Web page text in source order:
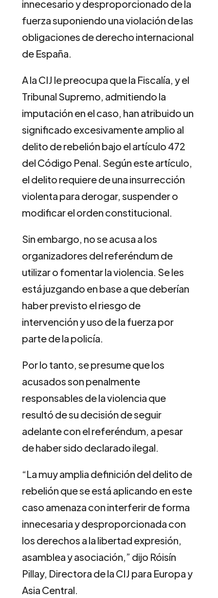
innecesario y desproporcionado de la
fuerza suponiendo una violación de las
obligaciones de derecho internacional
de España.
A la CIJ le preocupa que la Fiscalía, y el
Tribunal Supremo, admitiendo la
imputación en el caso, han atribuido un
significado excesivamente amplio al
delito de rebelión bajo el artículo 472
del Código Penal. Según este artículo,
el delito requiere de una insurrección
violenta para derogar, suspender o
modificar el orden constitucional.
Sin embargo, no se acusa a los
organizadores del referéndum de
utilizar o fomentar la violencia. Se les
está juzgando en base a que deberían
haber previsto el riesgo de
intervención y uso de la fuerza por
parte de la policía.
Por lo tanto, se presume que los
acusados son penalmente
responsables de la violencia que
resultó de su decisión de seguir
adelante con el referéndum, a pesar
de haber sido declarado ilegal.
“La muy amplia definición del delito de
rebelión que se está aplicando en este
caso amenaza con interferir de forma
innecesaria y desproporcionada con
los derechos a la libertad expresión,
asamblea y asociación,” dijo Róisín
Pillay, Directora de la CIJ para Europa y
Asia Central.